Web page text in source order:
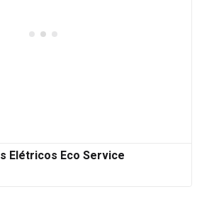
Elétricos Eco Service